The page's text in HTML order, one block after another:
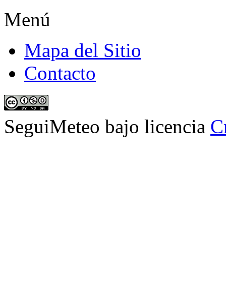
Menú
Mapa del Sitio
Contacto
SeguiMeteo bajo licencia